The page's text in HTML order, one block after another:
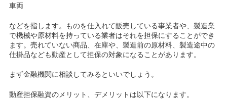
車両
などを指します。ものを仕入れて販売している事業者や、製造業
で機械や原材料を持っている業者はそれを担保にすることができ
ます。売れていない商品、在庫や、製造前の原材料、製造途中の
仕掛品なども動産として担保の対象になることがあります。
まず金融機関に相談してみるといいでしょう。
動産担保融資のメリット、デメリットは以下になります。